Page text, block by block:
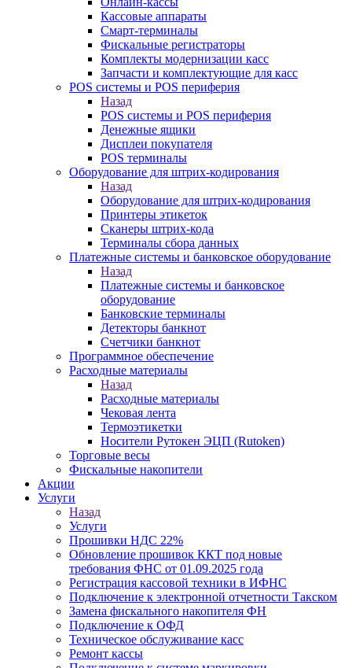
Кассовые аппараты
Смарт-терминалы
Фискальные регистраторы
Комплекты модернизации касс
Запчасти и комплектующие для касс
POS системы и POS периферия
Назад
POS системы и POS периферия
Денежные ящики
Дисплеи покупателя
POS терминалы
Оборудование для штрих-кодирования
Назад
Оборудование для штрих-кодирования
Принтеры этикеток
Сканеры штрих-кода
Терминалы сбора данных
Платежные системы и банковское оборудование
Назад
Платежные системы и банковское
оборудование
Банковские терминалы
Детекторы банкнот
Счетчики банкнот
Программное обеспечение
Расходные материалы
Назад
Расходные материалы
Чековая лента
Термоэтикетки
Носители Рутокен ЭЦП (Rutoken)
Торговые весы
Фискальные накопители
Акции
Услуги
Назад
Услуги
Прошивки НДС 22%
Обновление прошивок ККТ под новые
требования ФНС от 01.09.2025 года
Регистрация кассовой техники в ИФНС
Подключение к электронной отчетности Такском
Замена фискального накопителя ФН
Подключение к ОФД
Техническое обслуживание касс
Ремонт кассы